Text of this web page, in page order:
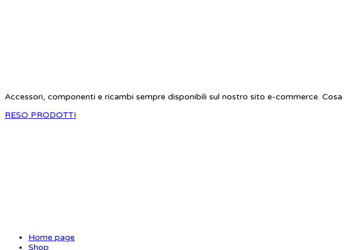
Accessori, componenti e ricambi sempre disponibili sul nostro sito e-commerce.
RESO PRODOTTI
Home page
Shop